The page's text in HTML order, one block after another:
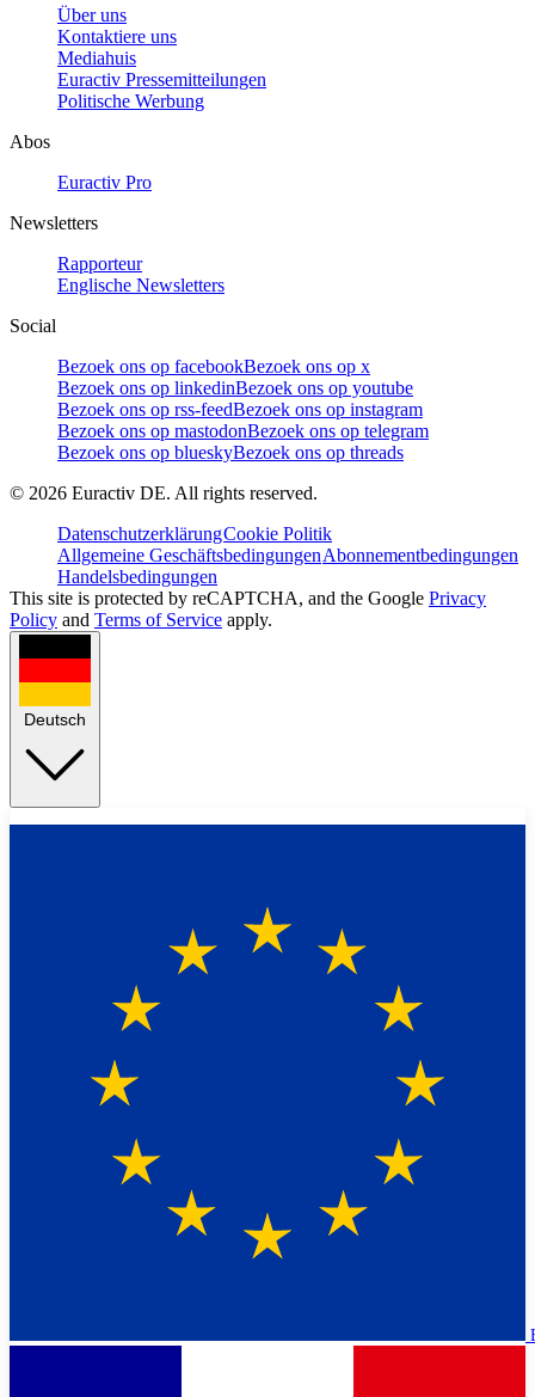
Über uns
Kontaktiere uns
Mediahuis
Euractiv Pressemitteilungen
Politische Werbung
Abos
Euractiv Pro
Newsletters
Rapporteur
Englische Newsletters
Social
Bezoek ons op facebookBezoek ons op x
Bezoek ons op linkedinBezoek ons op youtube
Bezoek ons op rss-feedBezoek ons op instagram
Bezoek ons op mastodonBezoek ons op telegram
Bezoek ons op blueskyBezoek ons op threads
© 2026 Euractiv DE. All rights reserved.
DatenschutzerklärungCookie Politik
Allgemeine GeschäftsbedingungenAbonnementbedingungen
Handelsbedingungen
This site is protected by reCAPTCHA, and the Google Privacy
Policy and Terms of Service apply.
Deutsch